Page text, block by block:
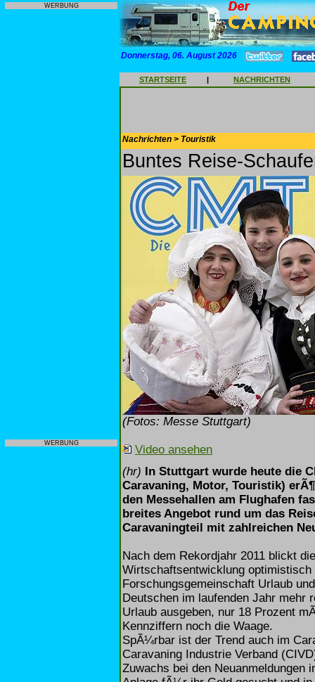
WERBUNG
WERBUNG
Donnerstag, 06. August 2026
STARTSEITE | NACHRICHTEN
Nachrichten > Touristik
Buntes Reise-
(Fotos: Messe Stuttgart)
Video ansehen
(hr) In Stuttgart wurde heute die
Caravaning, Motor, Touristik)
den Messehallen am Flughafen
breites Angebot rund um das
Caravaningteil mit zahlreichen
Nach dem Rekordjahr 2011 blickt
Wirtschaftsentwicklung
Forschungsgemeinschaft Urlaub
Deutschen im laufenden Jahr mehr
Urlaub ausgeben, nur 18 Prozent
Kennziffern noch die Waage.
SpÃ¼rbar ist der Trend auch im
Caravaning Industrie Verband
Zuwachs bei den Neuanmeldungen